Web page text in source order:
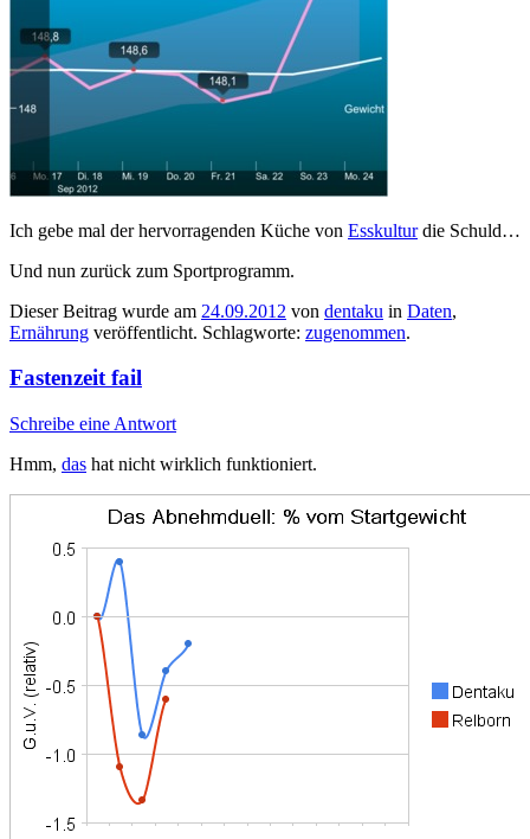
Ich gebe mal der hervorragenden Küche von Esskulturdie Schuld…
Und nun zurück zum Sportprogramm.
Dieser Beitrag wurde am 24.09.2012 von dentaku in Daten,
Ernährung veröffentlicht. Schlagworte: zugenommen.
Fastenzeit fail
Schreibe eine Antwort
Hmm, das hat nicht wirklich funktioniert.